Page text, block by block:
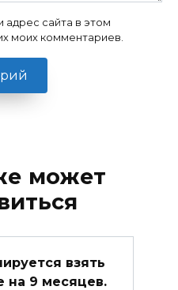
адрес сайта в этом
моих комментариев.
может
взять
на 9 месяцев.